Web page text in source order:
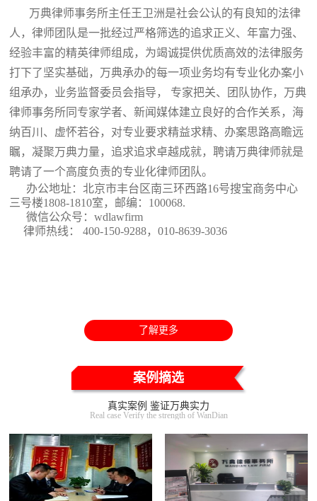
万典律师事务所主任王卫洲是社会公认的有良知的法律
人，律师团队是一批经过严格筛选的追求正义、年富力强、
经验丰富的精英律师组成，为竭诚提供优质高效的法律服务
打下了坚实基础，万典承办的每一项业务均有专业化办案小
组承办，业务监督委员会指导， 专家把关、团队协作，万典
律师事务所同专家学者、新闻媒体建立良好的合作关系，海
纳百川、虚怀若谷，对专业要求精益求精、办案思路高瞻远
瞩，凝聚万典力量，追求追求卓越成就，聘请万典律师就是
聘请了一个高度负责的专业化律师团队。
办公地址：北京市丰台区南三环西路16号搜宝商务中心
三号楼1808-1810室 ，邮编：100068.
微信公众号：wdlawfirm
律师热线： 400-150-9288，010-8639-3036
了解更多
案例摘选
真实案例 鉴证万典实力
Real case Verify the strength of WanDian